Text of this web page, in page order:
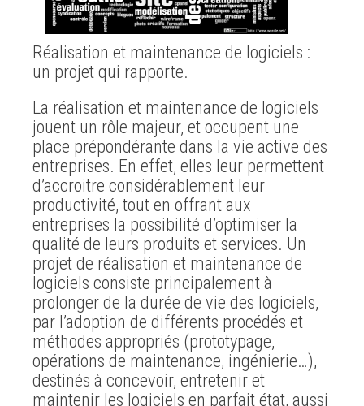
Réalisation et maintenance de logiciels :
un projet qui rapporte.
La réalisation et maintenance de logiciels
jouent un rôle majeur, et occupent une
place prépondérante dans la vie active des
entreprises. En effet, elles leur permettent
d’accroitre considérablement leur
productivité, tout en offrant aux
entreprises la possibilité d’optimiser la
qualité de leurs produits et services. Un
projet de réalisation et maintenance de
logiciels consiste principalement à
prolonger de la durée de vie des logiciels,
par l’adoption de différents procédés et
méthodes appropriés (prototypage,
opérations de maintenance, ingénierie…),
destinés à concevoir, entretenir et
maintenir les logiciels en parfait état, aussi